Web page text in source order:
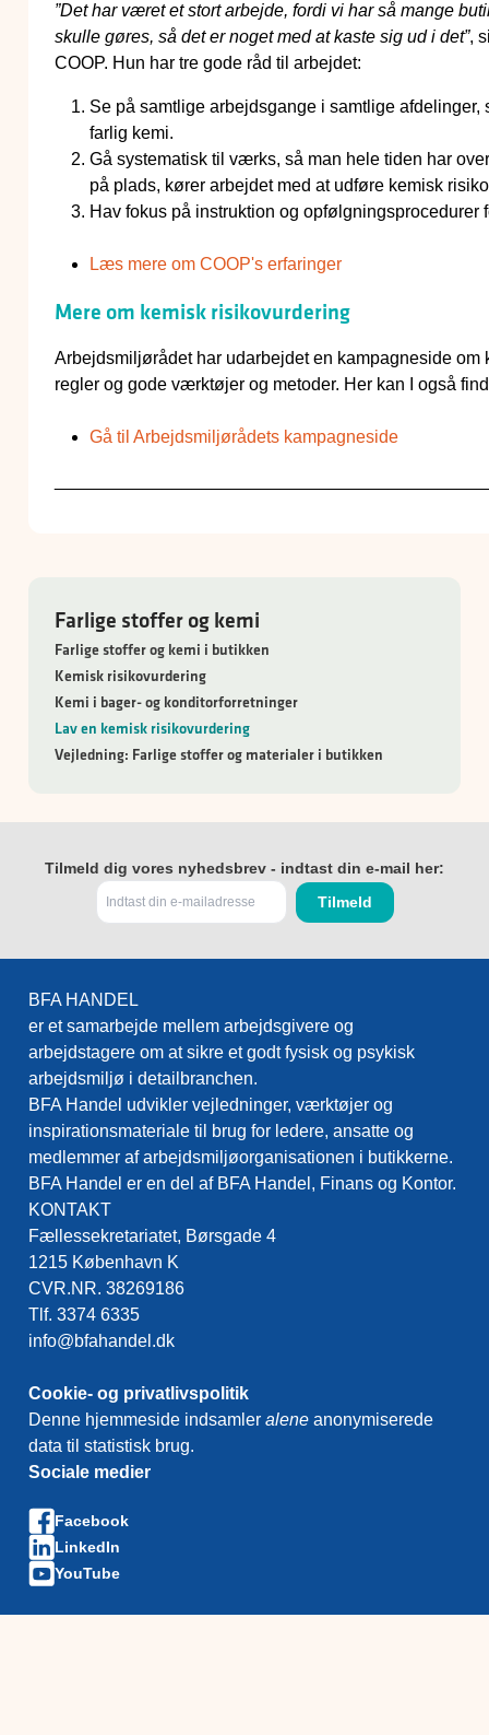
Farlige stoffer og kemi
Farlige stoffer og kemi i butikken
Kemisk risikovurdering
Kemi i bager- og konditorforretninger
Lav en kemisk risikovurdering
Vejledning: Farlige stoffer og materialer i butikken
”Det har været et stort arbejde, fordi vi har så mange
skulle gøres, så det er noget med at kaste sig ud i det”,
COOP. Hun har tre gode råd til arbejdet:
Se på samtlige arbejdsgange i samtlige
farlig kemi.
Gå systematisk til værks, så man hele tiden har
på plads, kører arbejdet med at udføre kemisk
Hav fokus på instruktion og opfølgningsprocedurer
Læs mere om COOP's erfaringer
Mere om kemisk risikovurdering
Arbejdsmiljørådet har udarbejdet en kampagneside
regler og gode værktøjer og metoder. Her kan I også
Gå til Arbejdsmiljørådets kampagneside
Tilmeld dig vores nyhedsbrev - indtast din e-mail her:
BFA HANDEL
er et samarbejde mellem arbejdsgivere og
arbejdstagere om at sikre et godt fysisk og psykisk
arbejdsmiljø i detailbranchen.
BFA Handel udvikler vejledninger, værktøjer og
inspirationsmateriale til brug for ledere, ansatte og
medlemmer af arbejdsmiljøorganisationen i butikkerne.
BFA Handel er en del af BFA Handel, Finans og Kontor.
KONTAKT
Fællessekretariatet, Børsgade 4
1215 København K
CVR.NR. 38269186
Tlf. 3374 6335
info@bfahandel.dk
Cookie- og privatlivspolitik
Denne hjemmeside indsamler alene anonymiserede
data til statistisk brug.
Sociale medier
Facebook
LinkedIn
YouTube